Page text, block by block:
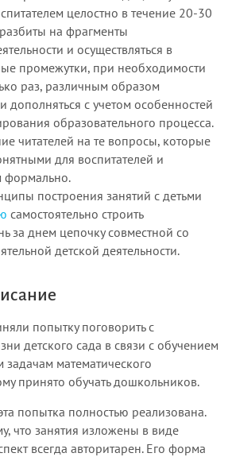
целостно в течение 20-30
на фрагменты
и осуществляться в
промежутки, при необходимости
раз, различным образом
дополняться с учетом особенностей
образовательного процесса.
читателей на те вопросы, которые
для воспитателей и
формально.
построения занятий с детьми
самостоятельно строить
за днем цепочку совместной со
детской деятельности.
попытку поговорить с
детского сада в связи с обучением
задачам математического
принято обучать дошкольников.
попытка полностью реализована.
что занятия изложены в виде
всегда авторитарен. Его форма